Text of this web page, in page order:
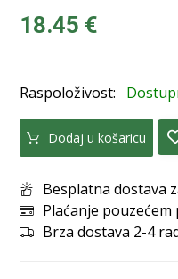
18.45 €
Raspoloživost:
Dodaj u košaricu
Besplatna dostava
Plaćanje
Brza dostava 2-4